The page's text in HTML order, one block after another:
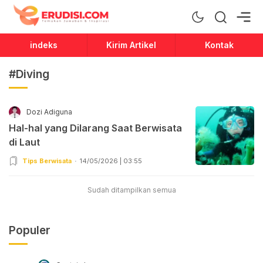
Erudisi
Temukan Jawaban dan Inspirasi
indeks Kirim Artikel Kontak
#Diving
Dozi Adiguna
Hal-hal yang Dilarang Saat Berwisata
di Laut
Tips Berwisata 14/05/2026 | 03:55
Sudah ditampilkan semua
Populer